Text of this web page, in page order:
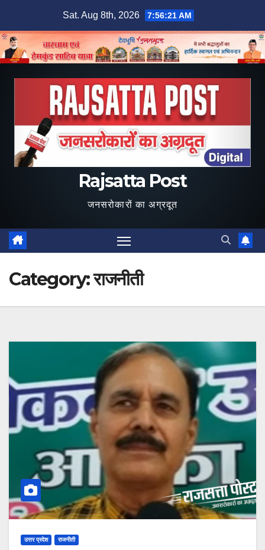
content
Sat. Aug 8th, 2026 7:56:22 AM
Rajsatta Post
जनसरोकारों का अग्रदूत
Category:राजनीती
उत्तर प्रदेश राजनीती